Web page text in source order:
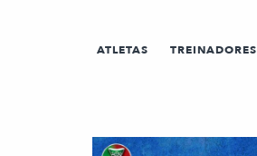
ATLETAS TREINADORES